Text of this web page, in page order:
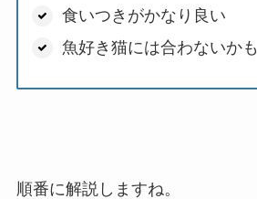
食いつきがかなり良い
魚好き猫には合わないかも
順番に解説しますね。